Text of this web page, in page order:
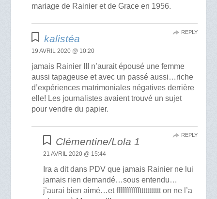
mariage de Rainier et de Grace en 1956.
kalistéa
19 AVRIL 2020 @ 10:20
jamais Rainier III n’aurait épousé une femme
aussi tapageuse et avec un passé aussi…riche
d’expériences matrimoniales négatives derrière
elle! Les journalistes avaient trouvé un sujet
pour vendre du papier.
REPLY
Clémentine/Lola 1
21 AVRIL 2020 @ 15:44
Ira a dit dans PDV que jamais Rainier ne lui
jamais rien demandé…sous entendu…
j’aurai bien aimé…et ffffffffffffttttttttttt on ne l’a
REPLY